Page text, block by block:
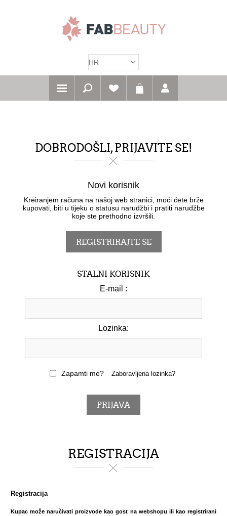
DOBRODOŠLI, PRIJAVITE SE!
Novi korisnik
Kreiranjem računa na našoj web stranici, moći ćete brže
kupovati, biti u tijeku o statusu narudžbi i pratiti narudžbe
koje ste prethodno izvršili.
STALNI KORISNIK
E-mail :
Lozinka:
Zapamti me? Zaboravljena lozinka?
REGISTRACIJA
Registracija
Kupac može naručivati proizvode kao gost na webshopu ili kao registrirani